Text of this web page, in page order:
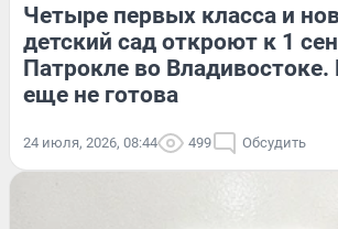
Четыре первых класса и
детский сад откроют к 1
Патрокле во
еще не готова
24 июля, 2026, 08:44 499 Обсудить